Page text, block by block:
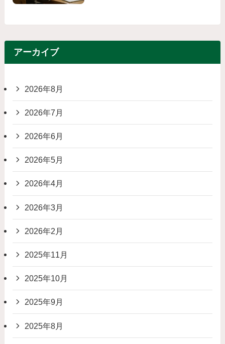
アーカイブ
2026年8月
2026年7月
2026年6月
2026年5月
2026年4月
2026年3月
2026年2月
2025年11月
2025年10月
2025年9月
2025年8月